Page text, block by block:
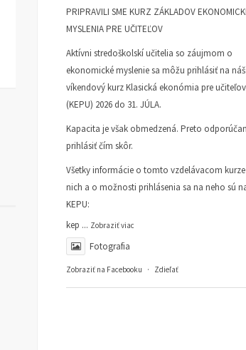
Za funkčnú a
verejnú správu
PRIPRAVILI SME KURZ ZÁKLADOV
MYSLENIA PRE UČITEĽOV
Aktívni stredoškolskí učitelia so záujmom o
ekonomické myslenie sa môžu prihlásiť na náš
víkendový kurz Klasická ekonómia pre učiteľov
(KEPU) 2026 do 31. JÚLA.
Kapacita je však obmedzená. Preto
prihlásiť čím skôr.
Všetky informácie o tomto vzdelávacom
nich a o možnosti prihlásenia sa na neho sú
KEPU:
kep ... Zobraziť viac
Fotografia
Zobraziť na Facebooku · Zdieľať